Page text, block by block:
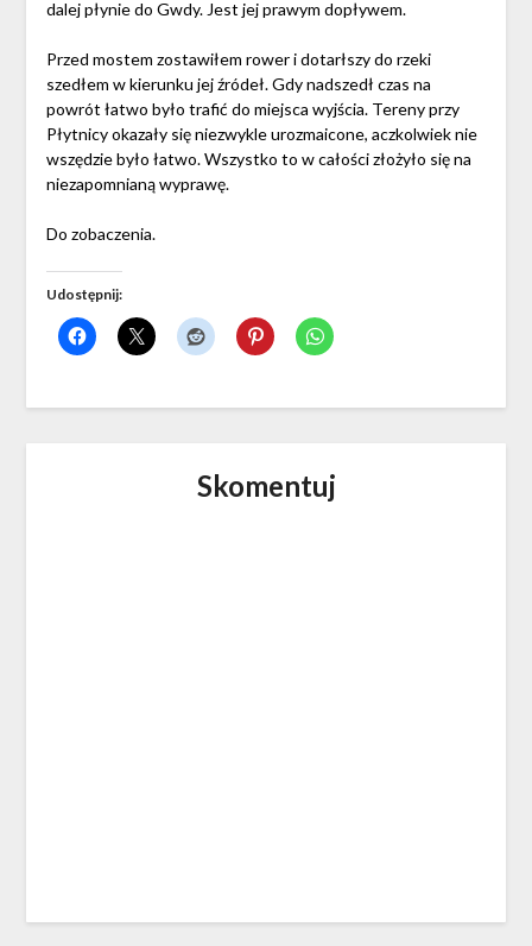
dalej płynie do Gwdy. Jest jej prawym dopływem.
Przed mostem zostawiłem rower i dotarłszy do rzeki
szedłem w kierunku jej źródeł. Gdy nadszedł czas na
powrót łatwo było trafić do miejsca wyjścia. Tereny przy
Płytnicy okazały się niezwykle urozmaicone, aczkolwiek nie
wszędzie było łatwo. Wszystko to w całości złożyło się na
niezapomnianą wyprawę.
Do zobaczenia.
Udostępnij:
Skomentuj